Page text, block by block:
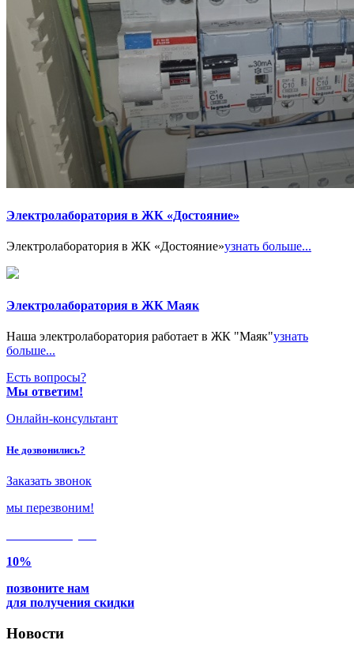
Электролаборатория в ЖК «Достояние»
Электролаборатория в ЖК «Достояние»узнать больше...
Электролаборатория в ЖК Маяк
Наша электролаборатория работает в ЖК "Маяк"узнать
больше...
Есть вопросы?
Мы ответим!
Онлайн-консультант
Не дозвонились?
Заказать звонок
мы перезвоним!
10%
позвоните нам
для получения скидки
Новости